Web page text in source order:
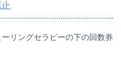
リングセラピーの下の回数券